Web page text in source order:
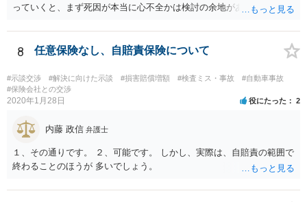
っていくと、まず死因が本当に心不全かは検討の余地があります。腹
こまでしたのか、またしたとして死亡を防げたのかどうかという因果
関係の問題もあります。 さらに遡ると、C病院の手術に問題はなかっ
たのか、そもそも手術をする必要があったのかも気になります。その
前は問題なさそうですが、転院が多いのでそんなに転院が必要だった
のかも一応は検討材料だと思います。 いずれにしてもお近くの弁護士
にカルテ等を持って行って相談されたらいかがでしょうか。 頑張って
8 任意保険なし、自賠責保険について
#示談交渉 #解決に向けた示談 #損害賠償増額 #検査ミス・事故
#自動車事故
#保険会社との交渉
2020年1月28日 役にたった 2
内藤 政信 弁護士
１、その通りです。 ２、可能です。 しかし、実際は、自賠責の範囲で
終わることのほうが 多いでしょう。